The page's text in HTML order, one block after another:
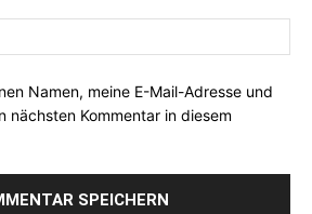
Namen, meine E-Mail-Adresse und
nächsten Kommentar in diesem